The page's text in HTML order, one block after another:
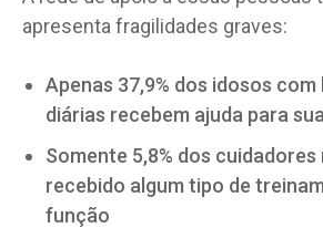
apresenta fragilidades graves:
Apenas 37,9% dos idosos
diárias recebem ajuda para
Somente 5,8% dos
recebido algum tipo de
função